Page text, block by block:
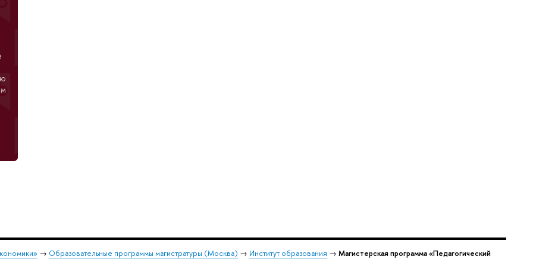
→ Образовательные программы магистратуры (Москва) → Институт образования → Магистерская программа «Педагогический